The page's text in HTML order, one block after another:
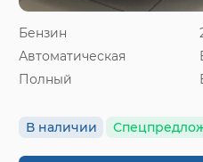
Бензин
Автоматическая
Полный
В наличии